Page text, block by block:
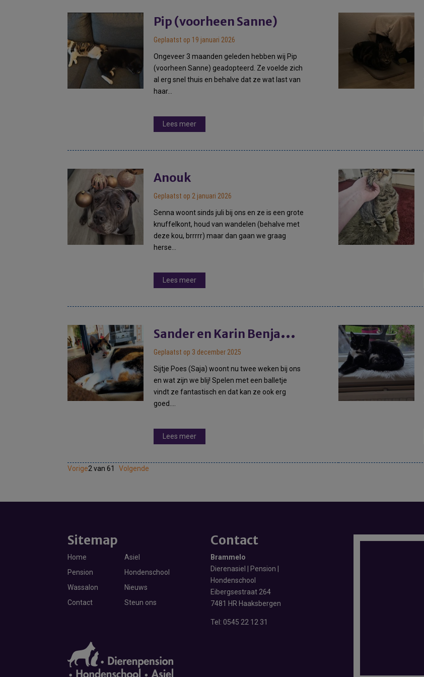
Pip (voorheen Sanne)
Geplaatst op 19 januari 2026
Ongeveer 3 maanden geleden hebben wij Pip
(voorheen Sanne) geadopteerd. Ze voelde zich
al erg snel thuis en behalve dat ze wat last van
haar…
Lees meer
Anouk
Geplaatst op 2 januari 2026
Senna woont sinds juli bij ons en ze is een grote
knuffelkont, houd van wandelen (behalve met
deze kou, brrrrr) maar dan gaan we graag
herse…
Lees meer
S
ander en Karin Benjaminse
Geplaatst op 3 december 2025
Sijtje Poes (Saja) woont nu twee weken bij ons
en wat zijn we blij! Spelen met een balletje
vindt ze fantastisch en dat kan ze ook erg
goed….
Lees meer
Vorige2 van 61 Volgende
Sitemap
Home
Asiel
Pension
Hondenschool
Wassalon
Nieuws
Contact
Steun ons
Contact
Brammelo
Dierenasiel | Pension |
Hondenschool
Eibergsestraat 264
7481 HR Haaksbergen
Tel: 0545 22 12 31